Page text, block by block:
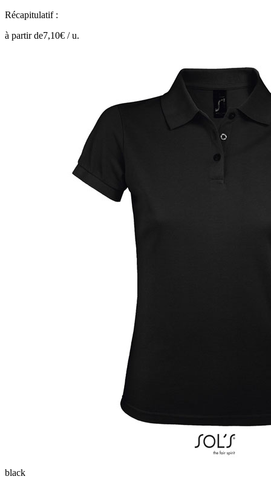
Récapitulatif :
à partir de7,10€ /u.
black